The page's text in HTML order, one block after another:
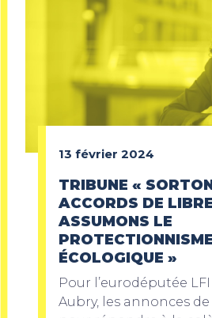
13 février 2024
TRIBUNE «
ACCORDS DE
ASSUMONS LE
PROTECTIONNISME
ÉCOLOGIQUE »
Pour l’eurodéputée
Aubry, les annonces de